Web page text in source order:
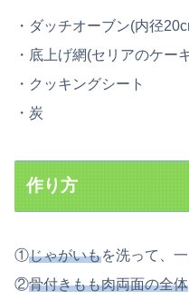
・ダッチオーブン(内径
・底上げ網(セリアのケー
・クッキングシート
・炭
作り方
①じゃがいもを洗って、
②骨付きもも肉両面の全体